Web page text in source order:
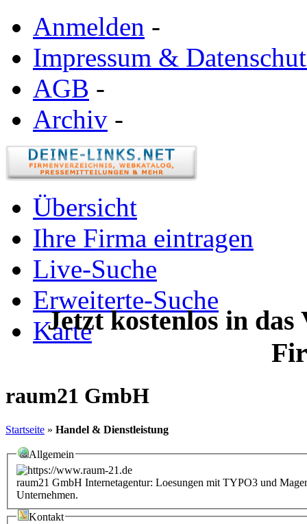
Anmelden -
Impressum &
AGB -
Archiv -
Übersicht
Ihre Firma eintragen
Live-Suche
Erweiterte-Suche
Karte
Jetzt kostenlos in
raum21 GmbH
Startseite » Handel & Dienstleistung
Allgemein
raum21 GmbH Internetagentur: Loesungen mit TYPO3 und
Unternehmen.
Kontakt